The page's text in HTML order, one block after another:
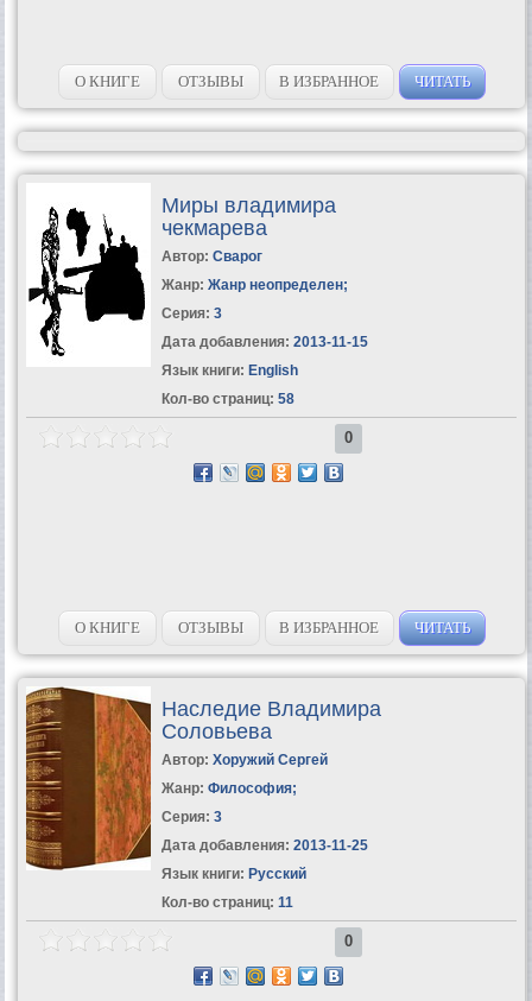
О КНИГЕ ОТЗЫВЫ В ИЗБРАННОЕ ЧИТАТЬ
Миры владимира
чекмарева
Автор: Сварог
Жанр: Жанр неопределен;
Серия: 3
Дата добавления: 2013-11-15
Язык книги: English
Кол-во страниц: 58
0
О КНИГЕ ОТЗЫВЫ В ИЗБРАННОЕ ЧИТАТЬ
Наследие Владимира
Соловьева
Автор: Хоружий Сергей
Жанр: Философия;
Серия: 3
Дата добавления: 2013-11-25
Язык книги: Русский
Кол-во страниц: 11
0